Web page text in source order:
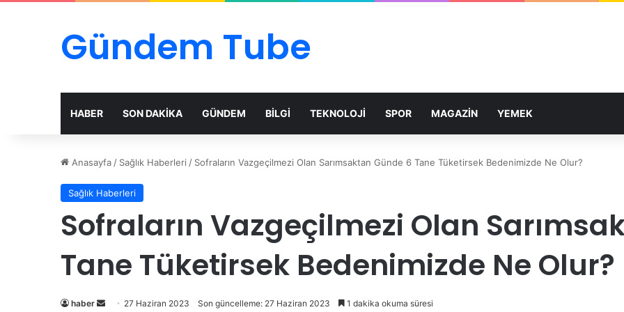
Gündem Tube
HABER SON DAKİKA GÜNDEM BİLGİ TEKNOLOJİ SPOR MAGAZİN YEMEK
Anasayfa / Sağlık Haberleri / Sofraların Vazgeçilmezi Olan Sarımsaktan Günde 6 Tane Tüketirsek Bedenimizde Ne Olur?
Sağlık Haberleri
Sofraların Vazgeçilmezi Olan
Tane Tüketirsek Bedenimizde Ne Olur?
haber
Bir
27 Haziran 2023 Son güncelleme: 27 Haziran 2023 1 dakika okuma süresi